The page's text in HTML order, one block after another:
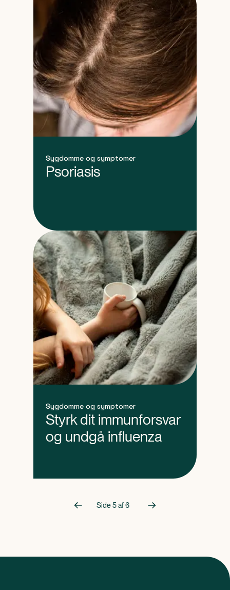
Sygdomme og symptomer
Psoriasis
Sygdomme og symptomer
Styrk dit immunforsvar
og undgå influenza
Side5af6